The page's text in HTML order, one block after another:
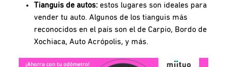
Tianguis de autos:estos lugares son ideales para
vender tu auto. Algunos de los tianguis más
reconocidos en el país son el de Carpio, Bordo de
Xochiaca, Auto Acrópolis, y más.